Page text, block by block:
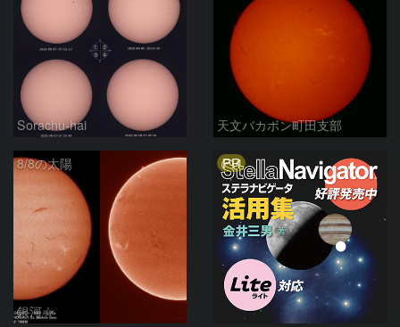
Sorachu-hai 天文バカボン町田支部
8/8の太陽
銀河☆
PR